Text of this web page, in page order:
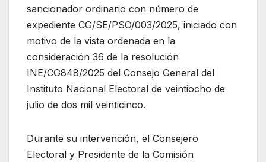
sancionador ordinario con número de
expediente CG/SE/PSO/003/2025, iniciado con
motivo de la vista ordenada en la
consideración 36 de la resolución
INE/CG848/2025 del Consejo General del
Instituto Nacional Electoral de veintiocho de
julio de dos mil veinticinco.
Durante su intervención, el Consejero
Electoral y Presidente de la Comisión